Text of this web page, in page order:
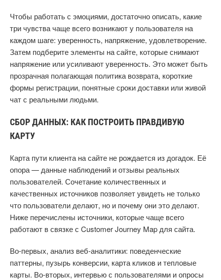
Чтобы работать с эмоциями, достаточно описать, какие
три чувства чаще всего возникают у пользователя на
каждом шаге: уверенность, напряжение, удовлетворение.
Затем подберите элементы на сайте, которые снимают
напряжение или усиливают уверенность. Это может быть
прозрачная полагающая политика возврата, короткие
формы регистрации, понятные сроки доставки или живой
чат с реальными людьми.
СБОР ДАННЫХ: КАК ПОСТРОИТЬ ПРАВДИВУЮ
КАРТУ
Карта пути клиента на сайте не рождается из догадок. Её
опора — данные наблюдений и отзывы реальных
пользователей. Сочетание количественных и
качественных источников позволяет увидеть не только
что пользователи делают, но и почему они это делают.
Ниже перечислены источники, которые чаще всего
работают в связке с Customer Journey Map для сайта.
Во-первых, анализ веб-аналитики: поведенческие
паттерны, пузырь конверсии, карта кликов и тепловые
карты. Во-вторых, интервью с пользователями и опросы